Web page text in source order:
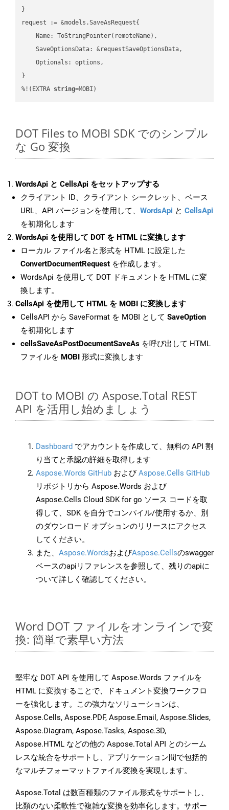
}
request := &models.SaveAsRequest{
    Name: ToStringPointer(remoteName),
    SaveOptionsData: &requestSaveOptionsData,
    Optionals: options,
}
%!(EXTRA string=MOBI)
DOT Files to MOBI SDK でのシンプル
な Go 変換
WordsApi と CellsApi をセットアップする
クライアント ID、クライアント シークレット、ベース
URL、API バージョンを使用して、 WordsApi と CellsApi
を初期化します
WordsApi を使用して DOT を HTML に変換します
ローカル ファイル名と形式を HTML に設定した
ConvertDocumentRequest を作成します。
WordsApi を使用して DOT ドキュメントを HTML に変
換します。
CellsApi を使用して HTML を MOBI に変換します
CellsAPI から SaveFormat を MOBI として SaveOption
を初期化します
cellsSaveAsPostDocumentSaveAs を呼び出して HTML
ファイルを MOBI 形式に変換します
DOT to MOBI の Aspose.Total REST
API を活用し始めましょう
Dashboard でアカウントを作成して、無料の API 割
り当てと承認の詳細を取得します
Aspose.Words GitHub およびAspose.Cells GitHub
リポジトリから Aspose.Words および
Aspose.Cells Cloud SDK for go ソース コードを取
得して、SDK を自分でコンパイル/使用するか、別
のダウンロード オプションのリリースにアクセス
してください。
また、 Aspose.WordsおよびAspose.Cellsのswagger
ベースのapiリファレンスを参照して、残りのapiに
ついて詳しく確認してください。
Word DOT ファイルをオンラインで変
換: 簡単で素早い方法
堅牢な DOT API を使用して Aspose.Words ファイルを
HTML に変換することで、ドキュメント変換ワークフロ
ーを強化します。この強力なソリューションは、
Aspose.Cells, Aspose.PDF, Aspose.Email, Aspose.Slides,
Aspose.Diagram, Aspose.Tasks, Aspose.3D,
Aspose.HTML などの他の Aspose.Total API とのシーム
レスな統合をサポートし、アプリケーション間で包括的
なマルチフォーマットファイル変換を実現します。
Aspose.Total は数百種類のファイル形式をサポートし、
比類のない柔軟性で複雑な変換を効率化します。サポー